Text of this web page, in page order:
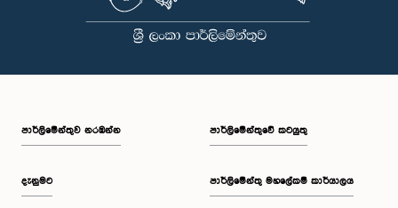
පාර්ලි‌මේන්තුව නරඹන්න
දැනුමට
පාර්ලිමේන්තුවේ කටයුතු
පාර්ලිමේන්තු මහලේකම් කාර්යාලය